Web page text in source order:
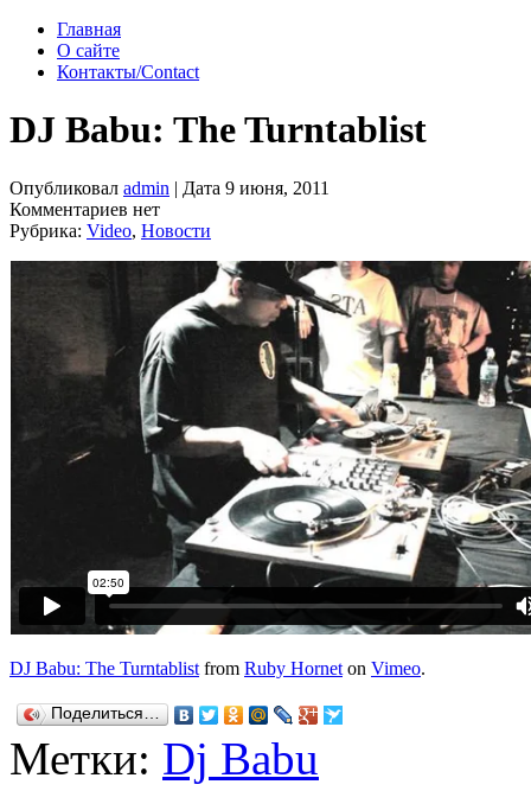
Главная
О сайте
Контакты/Contact
DJ Babu: The Turntablist
Опубликовал admin | Дата 9 июня, 2011
Комментариев нет
Рубрика: Video, Новости
DJ Babu: The Turntablist from Ruby Hornet on Vimeo.
Поделиться…
Метки: Dj Babu